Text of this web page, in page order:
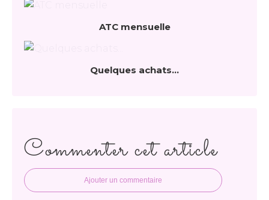
ATC mensuelle
Quelques achats...
Commenter cet article
Ajouter un commentaire